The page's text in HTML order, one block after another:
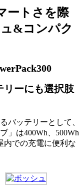
ートさを際
&コンパク
リーにも選択肢
バッテリーとして、
」は400Wh、500Wh
内での充電に便利な